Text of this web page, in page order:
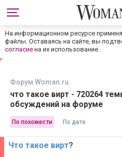
На информационном ресурсе
файлы. Оставаясь на сайте, вы
согласие на их использование.
Форум Woman.ru
что такое вирт - 720264
обсуждений на форуме
По похожести По дате
Что такое вирт?